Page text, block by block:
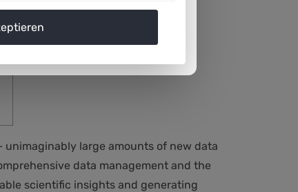
unimaginably large amounts of new data
data management and the
scientific insights and generating